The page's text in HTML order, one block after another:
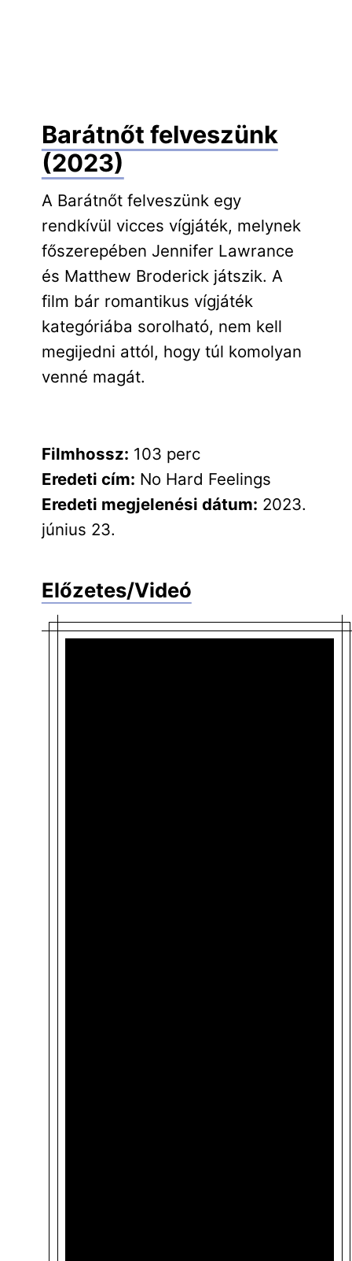
Barátnőt felveszünk
(2023)
A Barátnőt felveszünk egy
rendkívül vicces vígjáték, melynek
főszerepében Jennifer Lawrance
és Matthew Broderick játszik. A
film bár romantikus vígjáték
kategóriába sorolható, nem kell
megijedni attól, hogy túl komolyan
venné magát.
Filmhossz: 103 perc
Eredeti cím: No Hard Feelings
Eredeti megjelenési dátum: 2023.
június 23.
Előzetes/Videó